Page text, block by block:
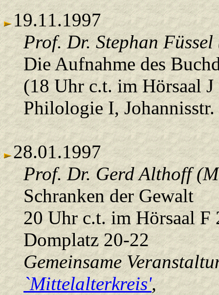
19.11.1997
Prof. Dr. Stephan
Die Aufnahme des
(18 Uhr c.t. im Hörsaal
Philologie I,
28.01.1997
Prof. Dr. Gerd Althoff
Schranken der Gewalt
20 Uhr c.t. im Hörsaal F
Domplatz 20-22
Gemeinsame
`Mittelalterkreis',